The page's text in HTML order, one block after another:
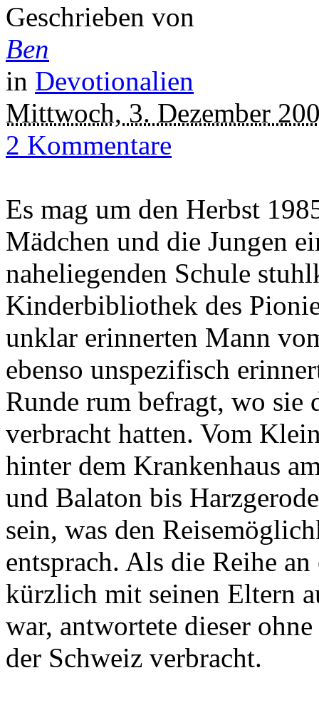
Geschrieben von
Ben
in Devotionalien
Mittwoch, 3. Dezember
2 Kommentare
Es mag um den Herbst
Mädchen und die Jungen
naheliegenden Schule
Kinderbibliothek des
unklar erinnerten Mann
ebenso unspezifisch
Runde rum befragt, wo sie
verbracht hatten. Vom
hinter dem Krankenhaus
und Balaton bis
sein, was den
entsprach. Als die Reihe
kürzlich mit seinen Eltern
war, antwortete dieser
der Schweiz verbracht.